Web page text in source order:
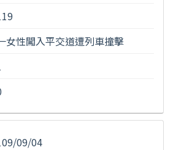
女性闖入平交道遭列車撞擊
09/04